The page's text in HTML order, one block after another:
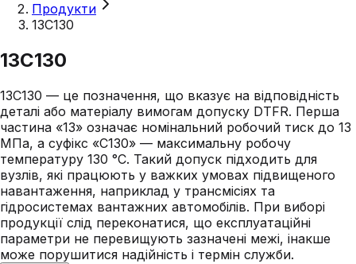
Продукти
13C130
13C130
13C130 — це позначення, що вказує на відповідність
деталі або матеріалу вимогам допуску DTFR. Перша
частина «13» означає номінальний робочий тиск до 13
МПа, а суфікс «C130» — максимальну робочу
температуру 130 °С. Такий допуск підходить для
вузлів, які працюють у важких умовах підвищеного
навантаження, наприклад у трансмісіях та
гідросистемах вантажних автомобілів. При виборі
продукції слід переконатися, що експлуатаційні
параметри не перевищують зазначені межі, інакше
може порушитися надійність і термін служби.